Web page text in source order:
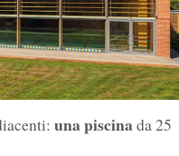
una piscina da 25